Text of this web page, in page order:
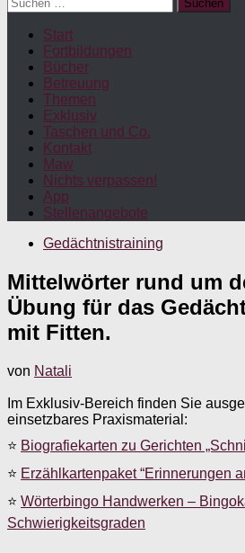
nach:
Start
Fortbildungen
Bücher
Betreuung
Themen
Exklusiv
Taschen und Co.
Kontakt
Maw
Nichts verpassen!
App
Stellenangebote
Gedächtnistraining
Mittelwörter rund um
Übung für das
mit Fitten.
von Natali
Im Exklusiv-Bereich finden Sie
einsetzbares Praxismaterial:
⭐ Biografiekarten zu Gerichten
⭐ Erzählkartenpaket “Erinnerungen
⭐ Wörterbingo Handwerken –
Schwierigkeitsgraden